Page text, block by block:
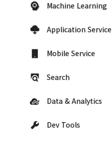
Machine Learning
Application Service
Mobile Service
Search
Data & Analytics
Dev Tools